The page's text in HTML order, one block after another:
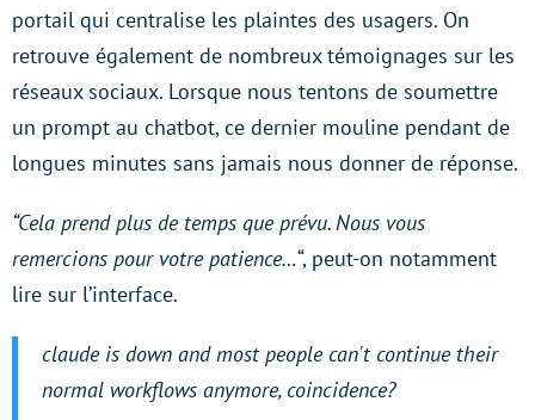
portail qui centralise les plaintes des usagers. On
retrouve également de nombreux témoignages sur les
réseaux sociaux. Lorsque nous tentons de soumettre
un prompt au chatbot, ce dernier mouline pendant de
longues minutes sans jamais nous donner de réponse.
“Cela prend plus de temps que prévu. Nous vous
remercions pour votre patience…“, peut-on notamment
lire sur l’interface.
claude is down and most people can't continue their
normal workflows anymore, coincidence?